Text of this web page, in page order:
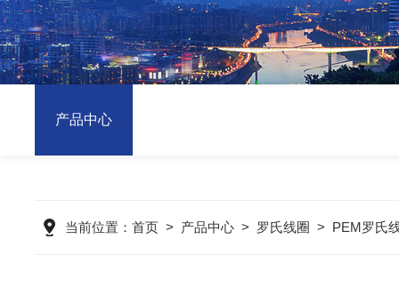
产品中心
当前位置： 首页 > 产品中心 > 罗氏线圈 > PEM罗氏